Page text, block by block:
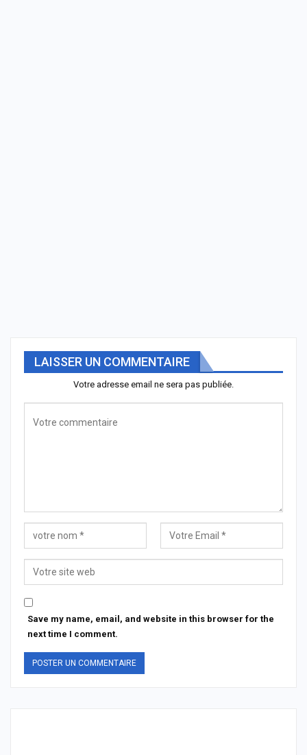
LAISSER UN COMMENTAIRE
Votre adresse email ne sera pas publiée.
Save my name, email, and website in this browser for the
next time I comment.